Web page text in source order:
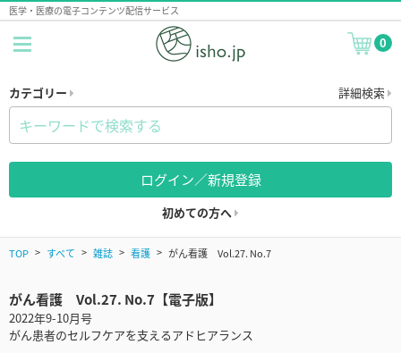
医学・医療の電子コンテンツ配信サービス
0
カテゴリー 詳細検索
ログイン／新規登録
初めての方へ
TOP すべて 雑誌 看護 がん看護 Vol.27. No.7
がん看護 Vol.27. No.7【電子版】
2022年9-10月号
がん患者のセルフケアを支えるアドヒアランス